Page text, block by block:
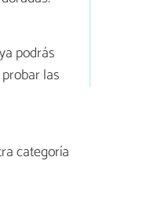
podrás
las
categoría